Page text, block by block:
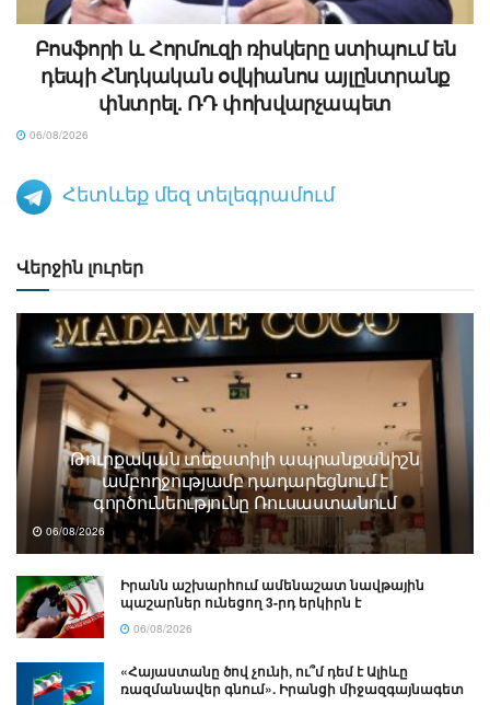
Բոսֆորի և Հորմուզի ռիսկերը ստիպում են
դեպի Հնդկական օվկիանոս այլընտրանք
փնտրել. ՌԴ փոխվարչապետ
06/08/2026
Հետևեք մեզ տելեգրամում
Վերջին լուրեր
Թուրքական տեքստիլի ապրանքանիշն
ամբողջությամբ դադարեցնում է
գործունեությունը Ռուսաստանում
06/08/2026
Իրանն աշխարհում ամենաշատ նավթային
պաշարներ ունեցող 3-րդ երկիրն է
06/08/2026
«Հայաստանը ծով չունի, ու՞մ դեմ է Ալիևը
ռազմանավեր գնում». Իրանցի միջազգայնագետ